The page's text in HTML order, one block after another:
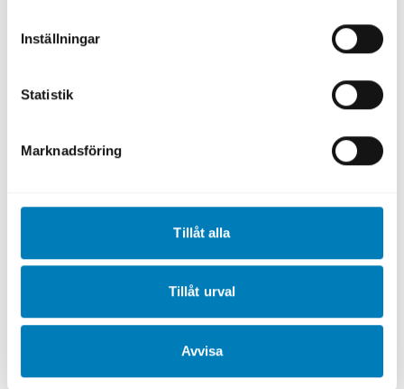
Inställningar
Statistik
Marknadsföring
Tillåt alla
Tillåt urval
Avvisa
på ett projekt och sedan ser att våra krav
Framtidsföretagens hemsida.
Karriär